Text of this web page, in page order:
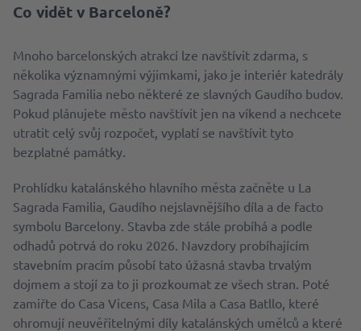
Co vidět v Barceloně?
Mnoho barcelonských atrakcí lze navštívit zdarma, s
několika významnými výjimkami, jako je interiér katedrály
Sagrada Familia nebo některé ze slavných Gaudího budov.
Pokud plánujete město navštívit jen na víkend a nechcete
utratit celý svůj rozpočet, vyplatí se navštívit tyto
bezplatné památky.
Prohlídku katalánského hlavního města začněte u La
Sagrada Familia, Gaudího nejslavnějšího díla a de facto
symbolu Barcelony. Stavba zde stále probíhá a podle
odhadů potrvá do roku 2026. Navzdory probíhajícím
stavebním pracím působí tato úžasná stavba trvalým
dojmem a stojí za to ji prozkoumat ze všech stran. Poté
zamiřte do Casa Vicens, Casa Mila a Casa Batllo, které
ohromují neuvěřitelnými díly katalánských umělců a které